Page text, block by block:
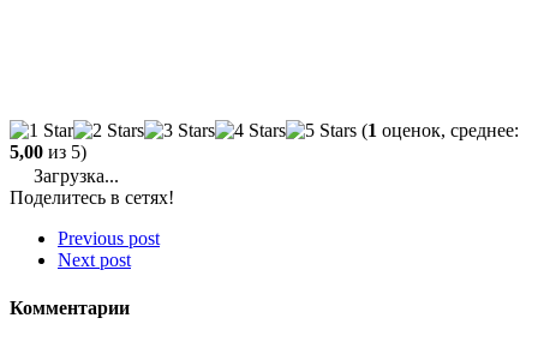
(1 оценок, среднее:
5,00 из 5)
Загрузка...
Поделитесь в сетях!
Previous post
Next post
Комментарии